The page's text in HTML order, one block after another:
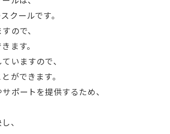
クールです。
ので、
ます。
いますので、
ができます。
ポートを提供するため、
、